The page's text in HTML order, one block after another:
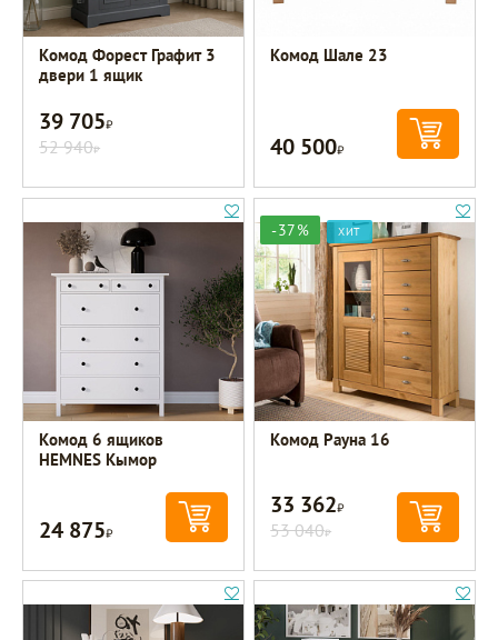
Комод Форест Графит 3
двери 1 ящик
39 705Р
52 940Р
Комод Шале 23
40 500Р
Комод 6 ящиков
HEMNES Кымор
24 875Р
-37% ХИТ
Комод Рауна 16
33 362Р
53 040Р